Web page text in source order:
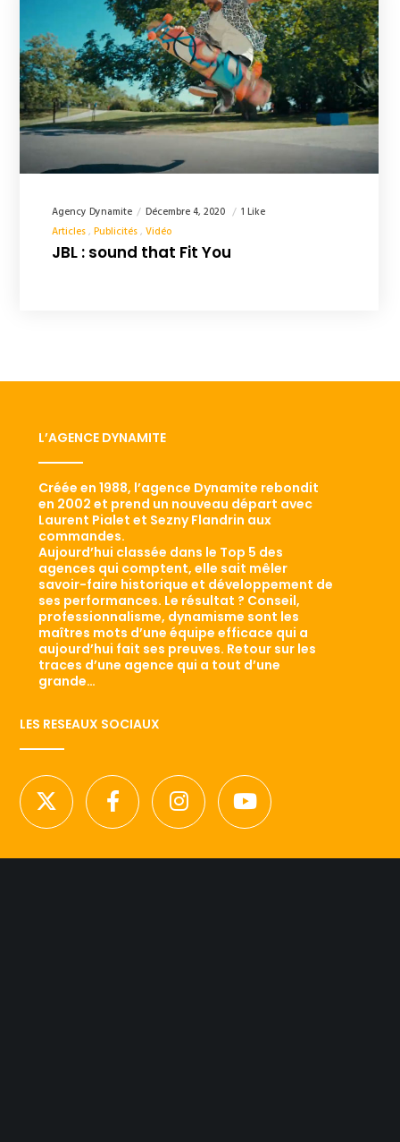
Agency Dynamite Décembre 4, 2020
1 Like
Articles Publicités Vidéo
JBL : sound that Fit You
L’AGENCE DYNAMITE
Créée en 1988, l’agence Dynamite rebondit
en 2002 et prend un nouveau départ avec
Laurent Pialet et Sezny Flandrin aux
commandes.
Aujourd’hui classée dans le Top 5 des
agences qui comptent, elle sait mêler
savoir-faire historique et développement de
ses performances. Le résultat ? Conseil,
professionnalisme, dynamisme sont les
maîtres mots d’une équipe efficace qui a
aujourd’hui fait ses preuves. Retour sur les
traces d’une agence qui a tout d’une
grande…
LES RESEAUX SOCIAUX